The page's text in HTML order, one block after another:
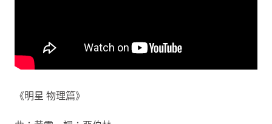
《明星 物理篇》